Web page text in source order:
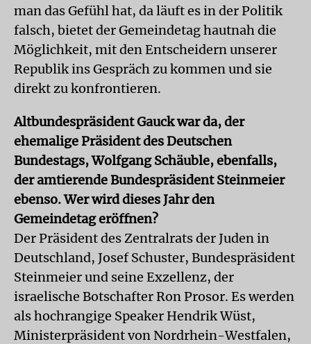
man das Gefühl hat, da läuft es in der Politik
falsch, bietet der Gemeindetag hautnah die
Möglichkeit, mit den Entscheidern unserer
Republik ins Gespräch zu kommen und sie
direkt zu konfrontieren.
Altbundespräsident Gauck war da, der
ehemalige Präsident des Deutschen
Bundestags, Wolfgang Schäuble, ebenfalls,
der amtierende Bundespräsident Steinmeier
ebenso. Wer wird dieses Jahr den
Gemeindetag eröffnen?
Der Präsident des Zentralrats der Juden in
Deutschland, Josef Schuster, Bundespräsident
Steinmeier und seine Exzellenz, der
israelische Botschafter Ron Prosor. Es werden
als hochrangige Speaker Hendrik Wüst,
Ministerpräsident von Nordrhein-Westfalen,